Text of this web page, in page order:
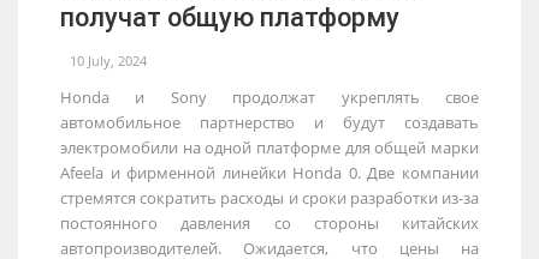
получат общую платформу
10 July, 2024
Honda и Sony продолжат укреплять свое
автомобильное партнерство и будут создавать
электромобили на одной платформе для общей марки
Afeela и фирменной линейки Honda 0. Две компании
стремятся сократить расходы и сроки разработки из-за
постоянного давления со стороны китайских
автопроизводителей. Ожидается, что цены на